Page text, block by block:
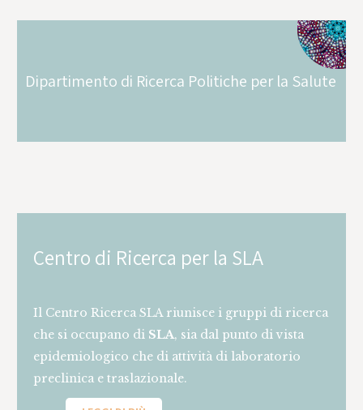
Dipartimento di Ricerca Politiche per la Salute
Centro di Ricerca per la SLA
Il Centro Ricerca SLA riunisce i gruppi di ricerca
che si occupano di SLA, sia dal punto di vista
epidemiologico che di attività di laboratorio
preclinica e traslazionale.